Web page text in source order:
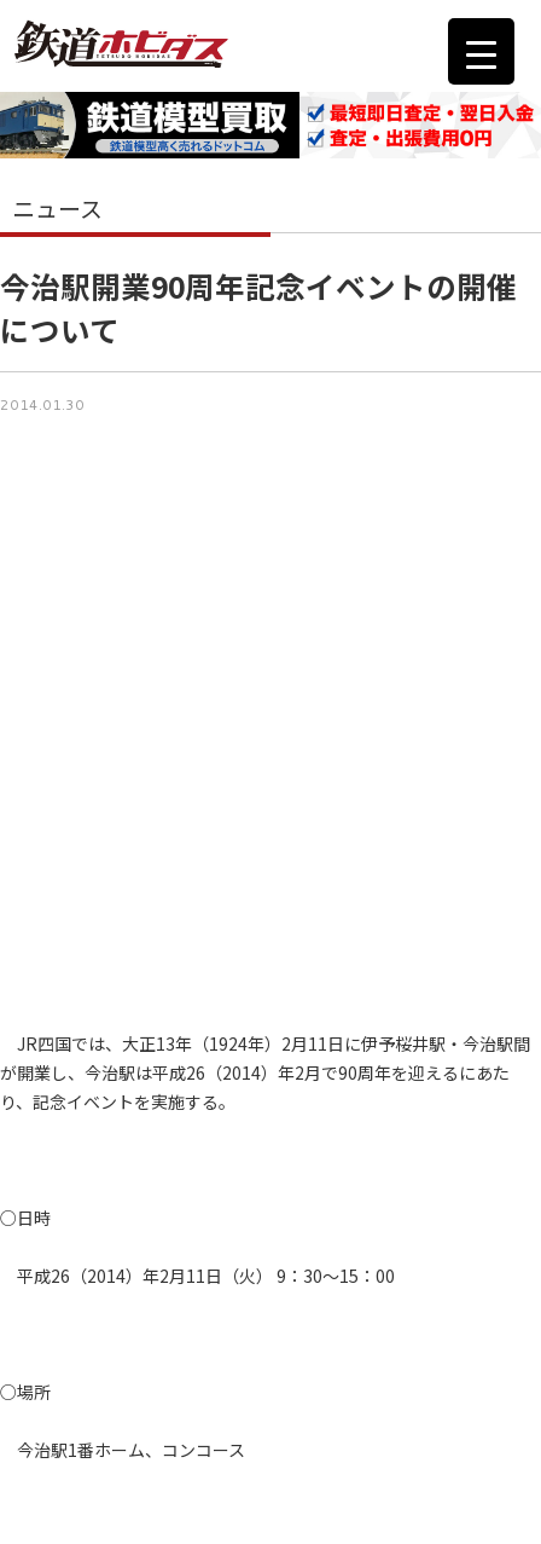
ニュース
今治駅開業90周年記念イベントの開催
について
2014.01.30
JR四国では、大正13年（1924年）2月11日に伊予桜井駅・今治駅間
が開業し、今治駅は平成26（2014）年2月で90周年を迎えるにあた
り、記念イベントを実施する。
○日時
平成26（2014）年2月11日（火） 9：30～15：00
○場所
今治駅1番ホーム、コンコース